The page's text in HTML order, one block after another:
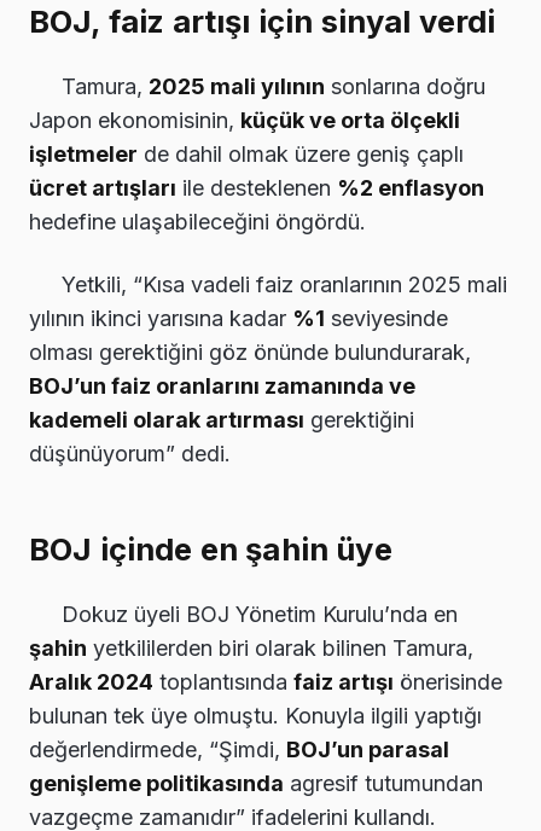
BOJ, faiz artışı için sinyal verdi
Tamura, 2025 mali yılının sonlarına doğru
Japon ekonomisinin, küçük ve orta ölçekli
işletmeler de dahil olmak üzere geniş çaplı
ücret artışları ile desteklenen %2 enflasyon
hedefine ulaşabileceğini öngördü.
Yetkili, “Kısa vadeli faiz oranlarının 2025 mali
yılının ikinci yarısına kadar %1 seviyesinde
olması gerektiğini göz önünde bulundurarak,
BOJ’un faiz oranlarını zamanında ve
kademeli olarak artırması gerektiğini
düşünüyorum” dedi.
BOJ içinde en şahin üye
Dokuz üyeli BOJ Yönetim Kurulu’nda en
şahin yetkililerden biri olarak bilinen Tamura,
Aralık 2024 toplantısında faiz artışı önerisinde
bulunan tek üye olmuştu. Konuyla ilgili yaptığı
değerlendirmede, “Şimdi, BOJ’un parasal
genişleme politikasında agresif tutumundan
vazgeçme zamanıdır” ifadelerini kullandı.